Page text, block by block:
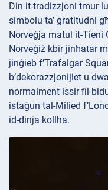
Din it-tradizzjoni tmur
simbolu ta’ gratitudni
Norveġja matul it-Tieni
Norveġiż kbir jinħatar
jinġieb f’Trafalgar
b’dekorazzjonijiet u
normalment issir fil-
istaġun tal-Milied
id-dinja kollha.